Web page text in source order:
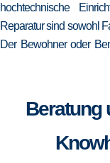
hochtechnische
Reparatur sind sowohl
Der Bewohner oder
Beratung